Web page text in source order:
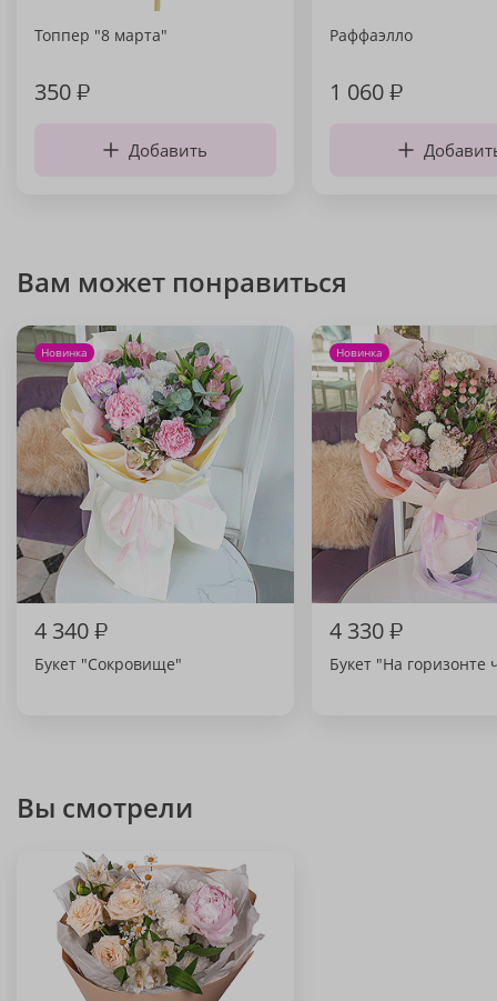
Топпер "8 марта"
350₽
Добавить
Раффаэлло
1 060₽
Вам может понравиться
Новинка
4 340₽
Букет "Сокровище"
Новинка
4 330₽
Букет "На горизонте
Вы смотрели